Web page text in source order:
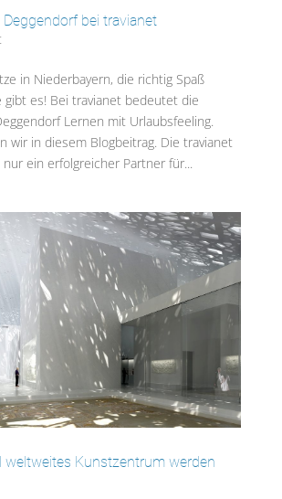
bei travianet
in Niederbayern, die richtig Spaß
gibt es! Bei travianet bedeutet die
Lernen mit Urlaubsfeeling.
wir in diesem Blogbeitrag. Die travianet
ein erfolgreicher Partner für...
weltweites Kunstzentrum werden